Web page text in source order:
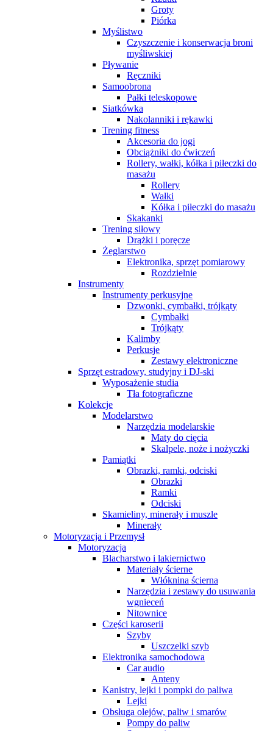
Groty
Piórka
Myślistwo
Czyszczenie i konserwacja broni
myśliwskiej
Pływanie
Ręczniki
Samoobrona
Pałki teleskopowe
Siatkówka
Nakolanniki i rękawki
Trening fitness
Akcesoria do jogi
Obciążniki do ćwiczeń
Rollery, wałki, kółka i piłeczki do
masażu
Rollery
Wałki
Kółka i piłeczki do masażu
Skakanki
Trening siłowy
Drążki i poręcze
Żeglarstwo
Elektronika, sprzęt pomiarowy
Rozdzielnie
Instrumenty
Instrumenty perkusyjne
Dzwonki, cymbałki, trójkąty
Cymbałki
Trójkąty
Kalimby
Perkusje
Zestawy elektroniczne
Sprzęt estradowy, studyjny i DJ-ski
Wyposażenie studia
Tła fotograficzne
Kolekcje
Modelarstwo
Narzędzia modelarskie
Maty do cięcia
Skalpele, noże i nożyczki
Pamiątki
Obrazki, ramki, odciski
Obrazki
Ramki
Odciski
Skamieliny, minerały i muszle
Minerały
Motoryzacja i Przemysł
Motoryzacja
Blacharstwo i lakiernictwo
Materiały ścierne
Włóknina ścierna
Narzędzia i zestawy do usuwania
wgnieceń
Nitownice
Części karoserii
Szyby
Uszczelki szyb
Elektronika samochodowa
Car audio
Anteny
Kanistry, lejki i pompki do paliwa
Lejki
Obsługa olejów, paliw i smarów
Pompy do paliw